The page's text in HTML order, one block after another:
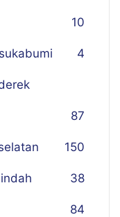
10
4
87
150
38
84